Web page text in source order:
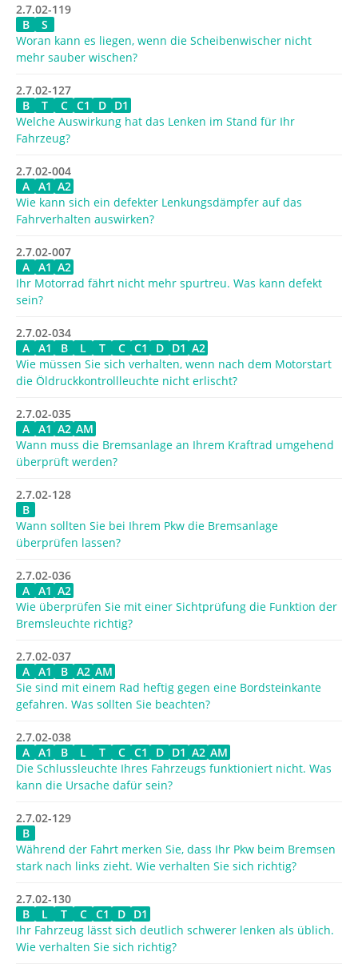
2.7.02-119
B
S
Woran kann es liegen, wenn die Scheibenwischer nicht
mehr sauber wischen?
2.7.02-127
B
T C C1 D D1
Welche Auswirkung hat das Lenken im Stand für Ihr
Fahrzeug?
2.7.02-004
A
A1 A2
Wie kann sich ein defekter Lenkungsdämpfer auf das
Fahrverhalten auswirken?
2.7.02-007
A
A1 A2
Ihr Motorrad fährt nicht mehr spurtreu. Was kann defekt
sein?
2.7.02-034
A
A1 B L T C C1 D D1 A2
Wie müssen Sie sich verhalten, wenn nach dem Motorstart
die Öldruckkontrollleuchte nicht erlischt?
2.7.02-035
A
A1 A2 AM
Wann muss die Bremsanlage an Ihrem Kraftrad umgehend
überprüft werden?
2.7.02-128
B
Wann sollten Sie bei Ihrem Pkw die Bremsanlage
überprüfen lassen?
2.7.02-036
A
A1 A2
Wie überprüfen Sie mit einer Sichtprüfung die Funktion der
Bremsleuchte richtig?
2.7.02-037
A
A1 B A2 AM
Sie sind mit einem Rad heftig gegen eine Bordsteinkante
gefahren. Was sollten Sie beachten?
2.7.02-038
A
A1 B L T C C1 D D1 A2 AM
Die Schlussleuchte Ihres Fahrzeugs funktioniert nicht. Was
kann die Ursache dafür sein?
2.7.02-129
B
Während der Fahrt merken Sie, dass Ihr Pkw beim Bremsen
stark nach links zieht. Wie verhalten Sie sich richtig?
2.7.02-130
B
L T C C1 D D1
Ihr Fahrzeug lässt sich deutlich schwerer lenken als üblich.
Wie verhalten Sie sich richtig?